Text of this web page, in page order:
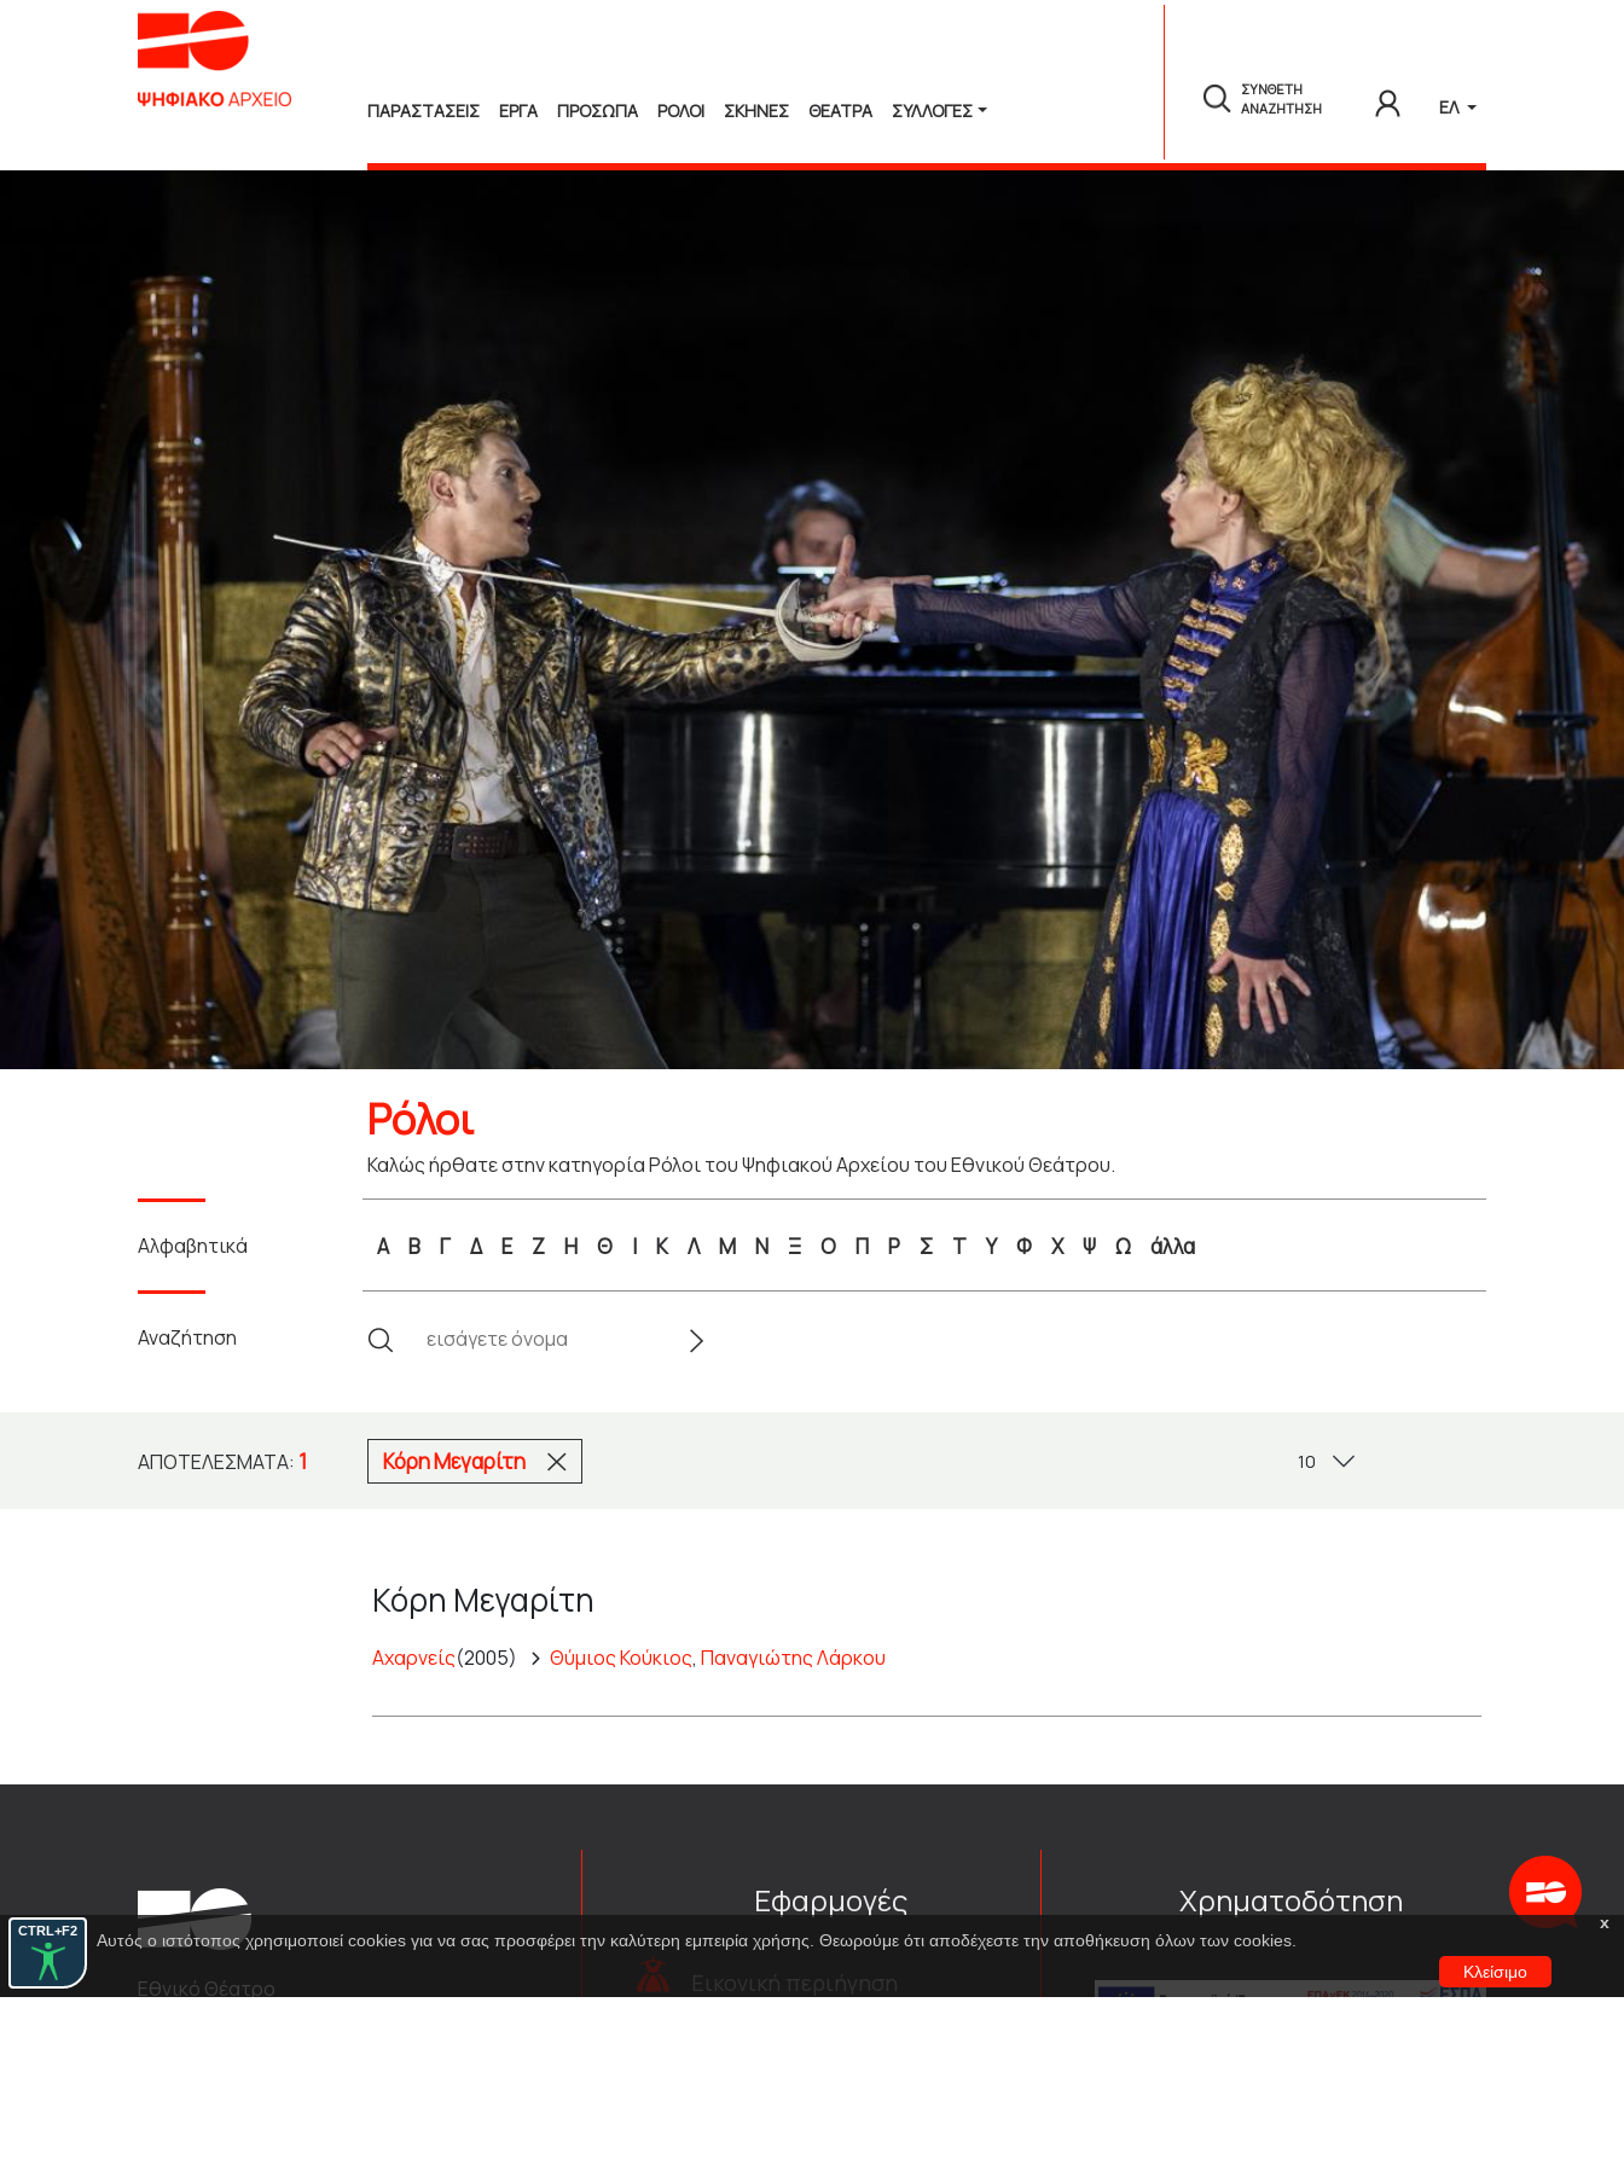
CTRL+F2
ΠΑΡΑΣΤΑΣΕΙΣ ΕΡΓΑ ΠΡΟΣΩΠΑ ΡΟΛΟΙ ΣΚΗΝΕΣ ΘΕΑΤΡΑ ΣΥΛΛΟΓΈΣ
ΣΥΝΘΕΤΗ
ΑΝΑΖΗΤΗΣΗ
ΕΛ
Ρόλοι
Καλώς ήρθατε στην κατηγορία Ρόλοι του Ψηφιακού Αρχείου του Εθνικού Θεάτρου.
Αλφαβητικά Α Β Γ Δ Ε Ζ Η Θ Ι Κ Λ Μ Ν Ξ Ο Π Ρ Σ Τ Υ Φ Χ Ψ Ω άλλα
Αναζήτηση
ΑΠΟΤΕΛΈΣΜΑΤΑ: 1 Κόρη Μεγαρίτη
Κόρη Μεγαρίτη
Αχαρνείς(2005) Θύμιος Κούκιος, Παναγιώτης Λάρκου
x
Αυτός ο ιστότοπος χρησιμοποιεί cookies για να σας προσφέρει την καλύτερη εμπειρία χρήσης. Θεωρούμε ότι αποδέχεστε την αποθήκευση όλων των cookies.
Κλείσιμο
Εθνικό Θέατρο
Εφαρμογές
Εικονική περιήγηση
Χρηματοδότηση